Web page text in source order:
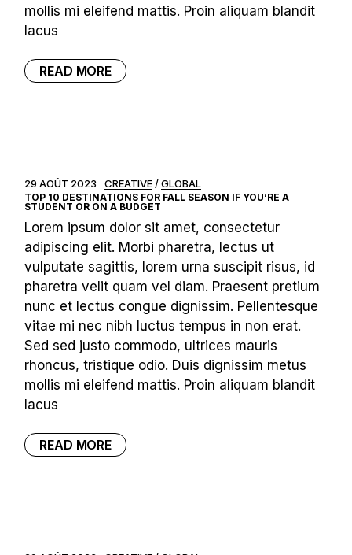
mollis mi eleifend mattis. Proin aliquam blandit
lacus
READ MORE
29 AOÛT 2023 CREATIVE GLOBAL
TOP 10 DESTINATIONS FOR FALL SEASON IF YOU’RE A
STUDENT OR ON A BUDGET
Lorem ipsum dolor sit amet, consectetur
adipiscing elit. Morbi pharetra, lectus ut
vulputate sagittis, lorem urna suscipit risus, id
pharetra velit quam vel diam. Praesent pretium
nunc et lectus congue dignissim. Pellentesque
vitae mi nec nibh luctus tempus in non erat.
Sed sed justo commodo, ultrices mauris
rhoncus, tristique odio. Duis dignissim metus
mollis mi eleifend mattis. Proin aliquam blandit
lacus
READ MORE